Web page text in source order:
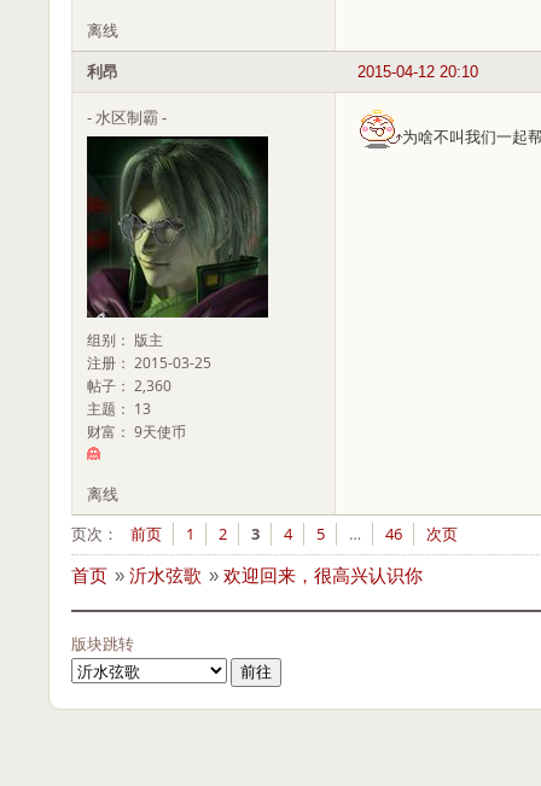
离线
2015-04-12 20:10
利昂
- 水区制霸 -
组别： 版主
注册： 2015-03-25
帖子： 2,360
主题： 13
财富： 9天使币
为啥不叫我们一起
离线
页次：
前页 1 2 3 4 5 … 46 次页
首页 » 沂水弦歌 » 欢迎回来，很高兴认识你
版块跳转